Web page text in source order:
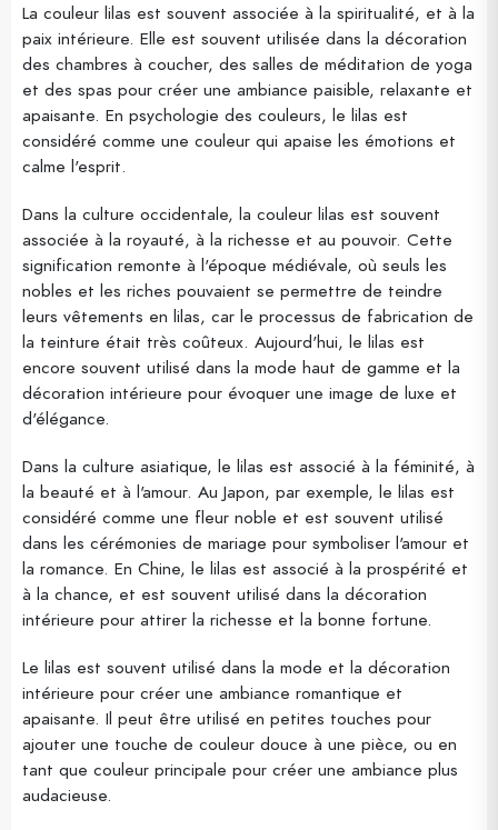
La couleur lilas est souvent associée à la spiritualité, et à la
paix intérieure. Elle est souvent utilisée dans la décoration
des chambres à coucher, des salles de méditation de yoga
et des spas pour créer une ambiance paisible, relaxante et
apaisante. En psychologie des couleurs, le lilas est
considéré comme une couleur qui apaise les émotions et
calme l'esprit.
Dans la culture occidentale, la couleur lilas est souvent
associée à la royauté, à la richesse et au pouvoir. Cette
signification remonte à l'époque médiévale, où seuls les
nobles et les riches pouvaient se permettre de teindre
leurs vêtements en lilas, car le processus de fabrication de
la teinture était très coûteux. Aujourd'hui, le lilas est
encore souvent utilisé dans la mode haut de gamme et la
décoration intérieure pour évoquer une image de luxe et
d'élégance.
Dans la culture asiatique, le lilas est associé à la féminité, à
la beauté et à l'amour. Au Japon, par exemple, le lilas est
considéré comme une fleur noble et est souvent utilisé
dans les cérémonies de mariage pour symboliser l'amour et
la romance. En Chine, le lilas est associé à la prospérité et
à la chance, et est souvent utilisé dans la décoration
intérieure pour attirer la richesse et la bonne fortune.
Le lilas est souvent utilisé dans la mode et la décoration
intérieure pour créer une ambiance romantique et
apaisante. Il peut être utilisé en petites touches pour
ajouter une touche de couleur douce à une pièce, ou en
tant que couleur principale pour créer une ambiance plus
audacieuse.